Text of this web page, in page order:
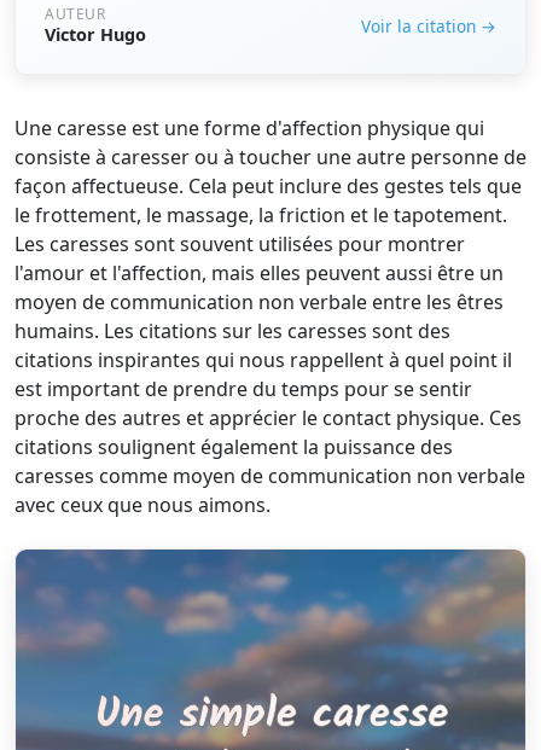
AUTEUR
Victor Hugo Voir la citation →
Une caresse est une forme d'affection physique qui
consiste à caresser ou à toucher une autre personne de
façon affectueuse. Cela peut inclure des gestes tels que
le frottement, le massage, la friction et le tapotement.
Les caresses sont souvent utilisées pour montrer
l'amour et l'affection, mais elles peuvent aussi être un
moyen de communication non verbale entre les êtres
humains. Les citations sur les caresses sont des
citations inspirantes qui nous rappellent à quel point il
est important de prendre du temps pour se sentir
proche des autres et apprécier le contact physique. Ces
citations soulignent également la puissance des
caresses comme moyen de communication non verbale
avec ceux que nous aimons.